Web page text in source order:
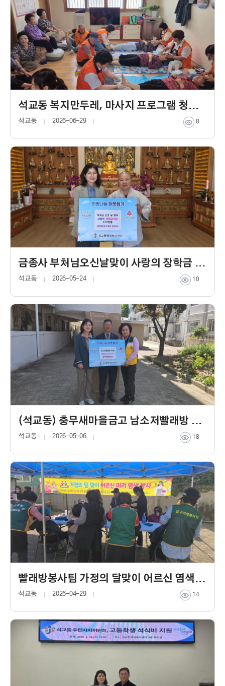
석교동 복지만두레, 마사지 프로그램 청춘을 돌려다오” 봉사 실시
석교동 8
2026-06-29
금종사 부처님오신날맞이 사랑의 장학금 지원
석교동 10
2026-05-24
(석교동) 충무새마을금고 남소저빨래방 냉장고 기탁
석교동 18
2026-05-06
빨래방봉사팀 가정의 달맞이 어르신 염색 봉사
석교동 14
2026-04-29